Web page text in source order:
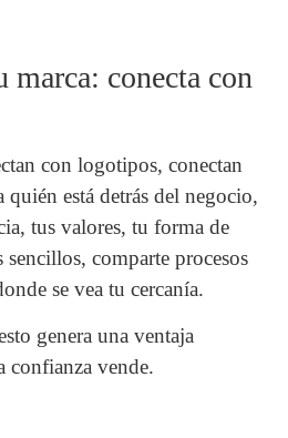
marca: conecta con
con logotipos, conectan
está detrás del negocio,
tus valores, tu forma de
sencillos, comparte procesos
se vea tu cercanía.
genera una ventaja
confianza vende.